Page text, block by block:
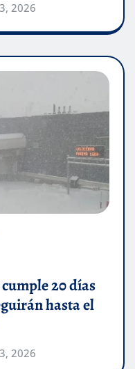
2026
20 días
hasta el
2026